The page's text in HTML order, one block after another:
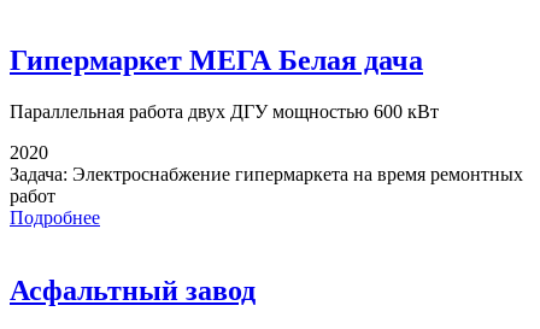
Гипермаркет МЕГА Белая дача
Параллельная работа двух ДГУ мощностью 600 кВт
2020
Задача: Электроснабжение гипермаркета на время ремонтных
работ
Подробнее
Асфальтный завод